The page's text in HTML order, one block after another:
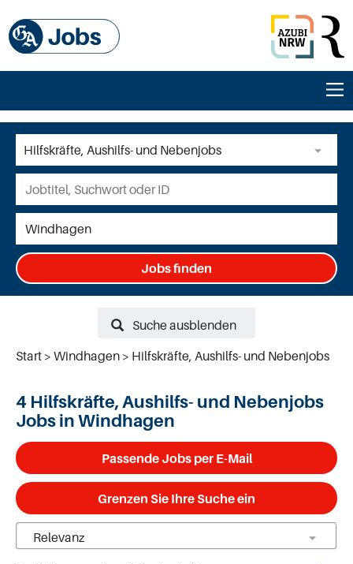
Jobs finden
Suche ausblenden
Start
Windhagen Hilfskräfte, Aushilfs- und Nebenjobs
4 Hilfskräfte, Aushilfs- und Nebenjobs
Jobs in Windhagen
Passende Jobs per E-Mail
Grenzen Sie Ihre Suche ein